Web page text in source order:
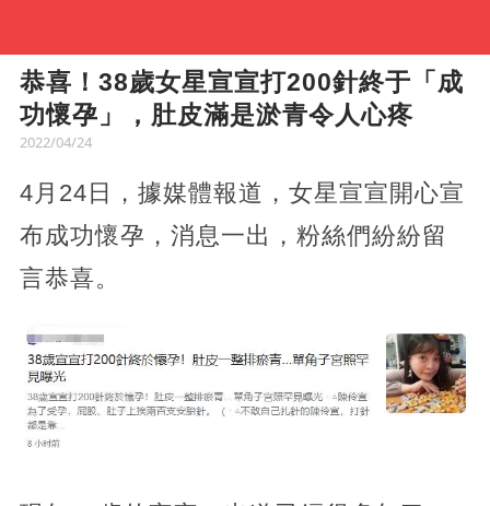
恭喜！38歲女星宣宣打200針終于「成
功懷孕」，肚皮滿是淤青令人心疼
2022/04/24
4月24日，據媒體報道，女星宣宣開心宣
布成功懷孕，消息一出，粉絲們紛紛留
言恭喜。